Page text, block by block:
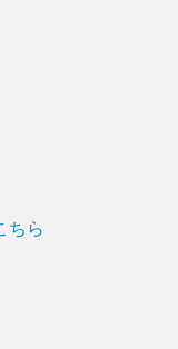
ちら